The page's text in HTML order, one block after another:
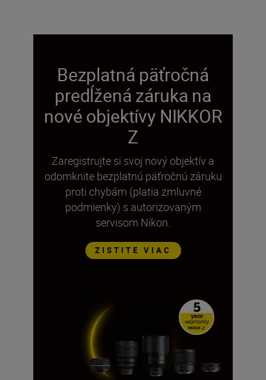
Bezplatná päťročná
predĺžená záruka na
nové objektívy NIKKOR
Z
Zaregistrujte si svoj nový objektív a
odomknite bezplatnú päťročnú záruku
proti chybám (platia zmluvné
podmienky) s autorizovaným
servisom Nikon.
ZISTITE VIAC